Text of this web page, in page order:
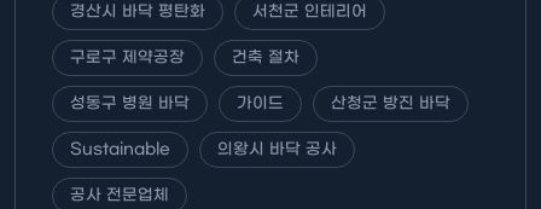
경산시 바닥 평탄화 서천군 인테리어
구로구 제약공장 건축 절차
성동구 병원 바닥 가이드 산청군 방진 바닥
Sustainable 의왕시 바닥 공사
공사 전문업체